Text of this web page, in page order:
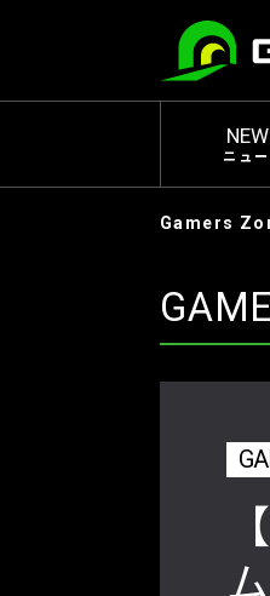
ニュー
Gamers
GAME